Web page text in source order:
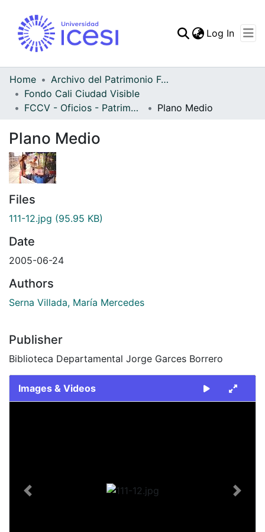
Log In
Home
Archivo del Patrimonio Fotográfico y Fílmico del Valle del Cauca
Fondo Cali Ciudad Visible
FCCV - Oficios - Patrimonial
Plano Medio
Plano Medio
Files
111-12.jpg (95.95 KB)
Date
2005-06-24
Authors
Serna Villada, María Mercedes
Publisher
Biblioteca Departamental Jorge Garces Borrero
Images & Videos
Previous Next